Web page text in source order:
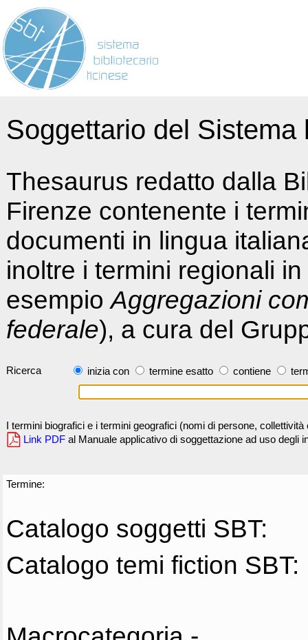
Soggettario del
Thesaurus redatto dalla
Firenze contenente i
documenti in lingua
inoltre i termini regionali
esempioAggregazioni
federale), a cura del
Ricerca inizia con termine esatto contiene
I termini biografici e i termini geografici (nomi di persone,
Link PDF al Manuale applicativo di soggettazione ad uso degli
Termine:
Catalogo soggetti SBT:
Catalogo temi fiction SBT: